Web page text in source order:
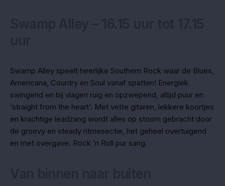
Swamp Alley speelt heerlijke Southern Rock waar de Blues,
Americana, Country en Soul vanaf spatten! Energiek
swingend en bij vlagen ruig en opzwepend, altijd puur en
‘straight from the heart’. Met vette gitaren, lekkere koortjes
en krachtige leadzang wordt alles op stoom gebracht door
de groovy en steady ritmesectie, het geheel overtuigend
en met overgave. Rock ’n Roll pur sang.